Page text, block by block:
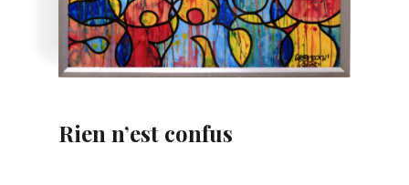
Rien n’est confus